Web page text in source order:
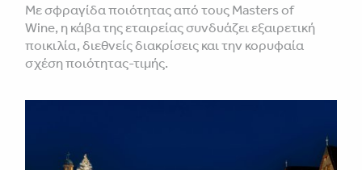
Με σφραγίδα ποιότητας από τους Masters of
Wine, η κάβα της εταιρείας συνδυάζει εξαιρετική
ποικιλία, διεθνείς διακρίσεις και την κορυφαία
σχέση ποιότητας-τιμής.